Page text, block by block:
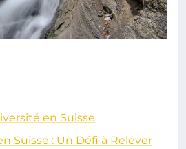
en Suisse
Suisse : Un Défi à Relever